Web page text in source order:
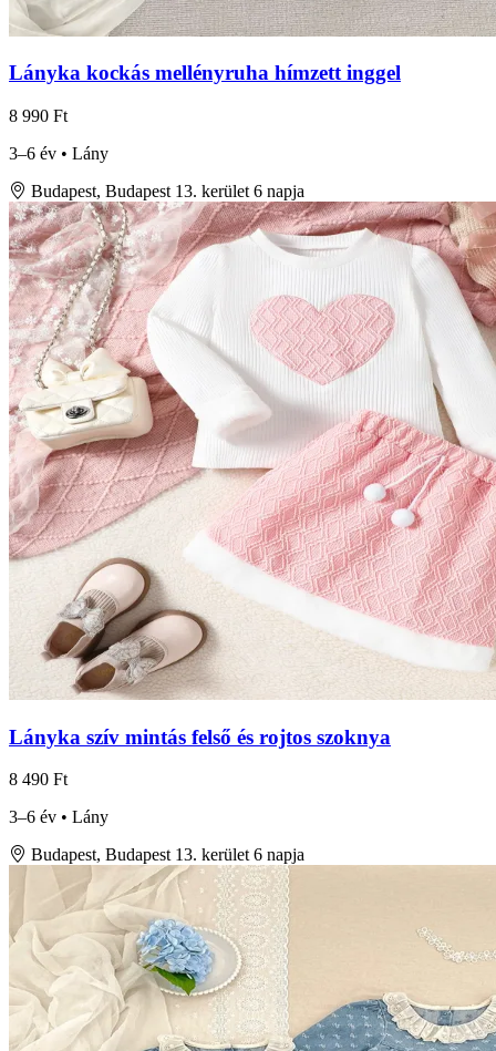
Lányka kockás mellényruha hímzett inggel
8 990 Ft
3–6 év • Lány
Budapest, Budapest 13. kerület 6 napja
Lányka szív mintás felső és rojtos szoknya
8 490 Ft
3–6 év • Lány
Budapest, Budapest 13. kerület 6 napja